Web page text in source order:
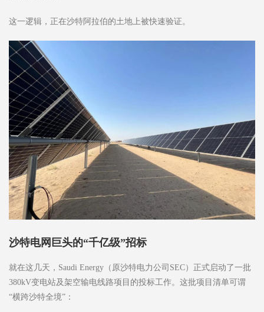
这一逻辑，正在沙特阿拉伯的土地上被快速验证。
沙特电网巨头的“千亿级”招标
就在这几天，Saudi Energy（原沙特电力公司SEC）正式启动了一批
380kV变电站及架空输电线路项目的投标工作。这批项目清单可谓
“横跨沙特全境”：